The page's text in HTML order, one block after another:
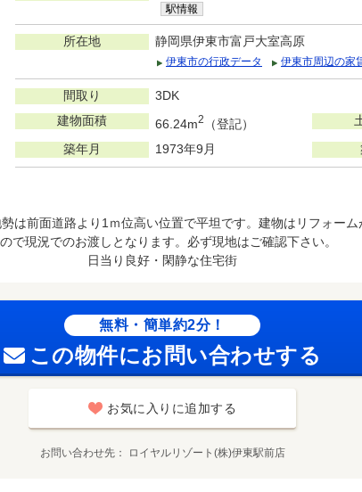
駅情報
所在地 静岡県伊東市富戸大室高原
伊東市の行政データ 伊東市周辺の家
間取り
3DK
建物面積
66.24m2 （登記）
築年月
1973年9月
は前面道路より1ｍ位高い位置で平坦です。建物はリフォー
で現況でのお渡しとなります。必ず現地はご確認下さい。
日当り良好・閑静な住宅街
無料・簡単約2分！
この物件にお問い合わせする
お気に入りに追加する
お問い合わせ先 ロイヤルリゾート(株)伊東駅前店